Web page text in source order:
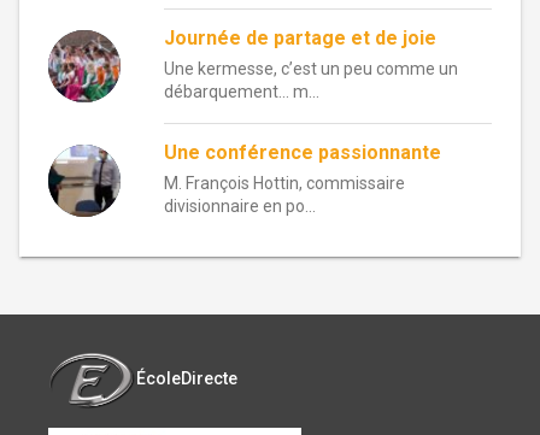
Journée de partage et de joie
Une kermesse, c’est un peu comme un
débarquement… m...
Une conférence passionnante
M. François Hottin, commissaire
divisionnaire en po...
ÉcoleDirecte